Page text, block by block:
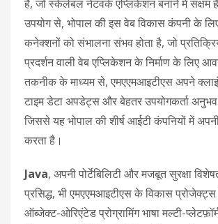
है, जो स्केलेबल नेटवर्क एप्लिकेशन बनाने में
उपयोग से, भोपाल की इस वेब विकास कंपनी के
कनेक्शनों को संभालना संभव होता है, जो
प्रदर्शन वाली वेब एप्लिकेशन के निर्माण के लिए
तकनीक के माध्यम से, एमएएमआइटीएस अपने
टाइम डेटा अपडेट्स और बेहतर उपयोगकर्ता अनुभव
जिससे यह भोपाल की शीर्ष आईटी कंपनियों में
करता है।
Java, अपनी पोर्टेबिलिटी और मजबूत सुरक्षा
प्रसिद्ध, भी एमएएमआइटीएस के विकास
ऑब्जेक्ट-ओरिएंटेड प्रोग्रामिंग भाषा मल्टी-